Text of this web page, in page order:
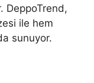
DeppoTrend,
ile hem
sunuyor.